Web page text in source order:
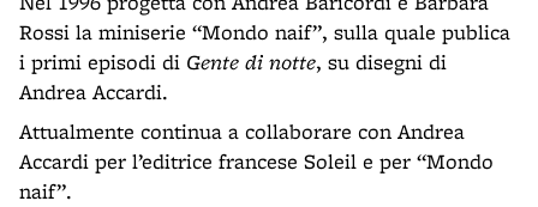
Rossi la miniserie “Mondo naif”, sulla quale publica
i primi episodi di Gente di notte, su disegni di
Andrea Accardi.
Attualmente continua a collaborare con Andrea
Accardi per l’editrice francese Soleil e per “Mondo
naif”.